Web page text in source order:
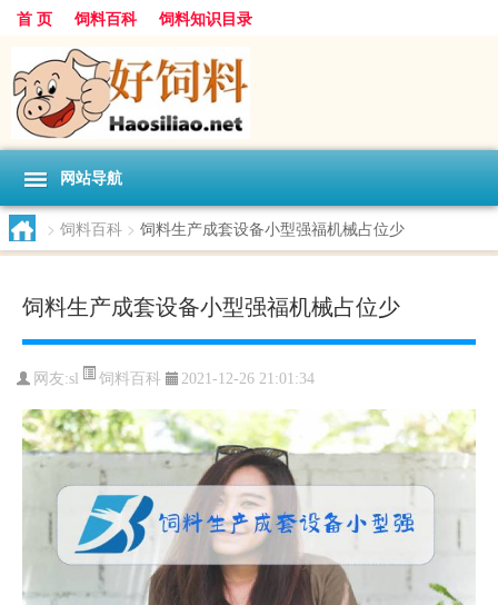
首 页 饲料百科 饲料知识目录
网站导航
> 饲料百科 > 饲料生产成套设备小型强福机械占位少
饲料生产成套设备小型强福机械占位少
网友:sl 饲料百科 2021-12-26 21:01:34